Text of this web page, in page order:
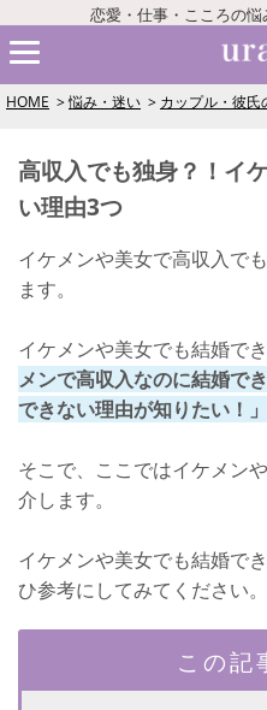
恋愛・仕事・こころの
HOME 悩み・迷い カップル・彼氏
高収入でも独身？！イ
い理由3つ
イケメンや美女で高収入で
ます。
イケメンや美女でも結婚で
メンで高収入なのに結婚で
できない理由が知りたい！」
そこで、ここではイケメン
介します。
イケメンや美女でも結婚で
ひ参考にしてみてください。
この記